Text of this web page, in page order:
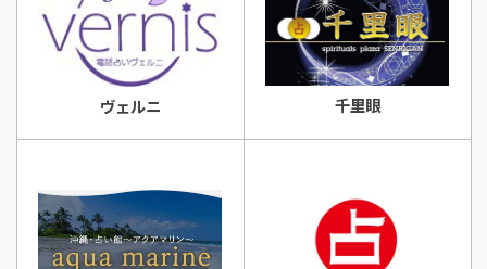
ヴェルニ 千里眼